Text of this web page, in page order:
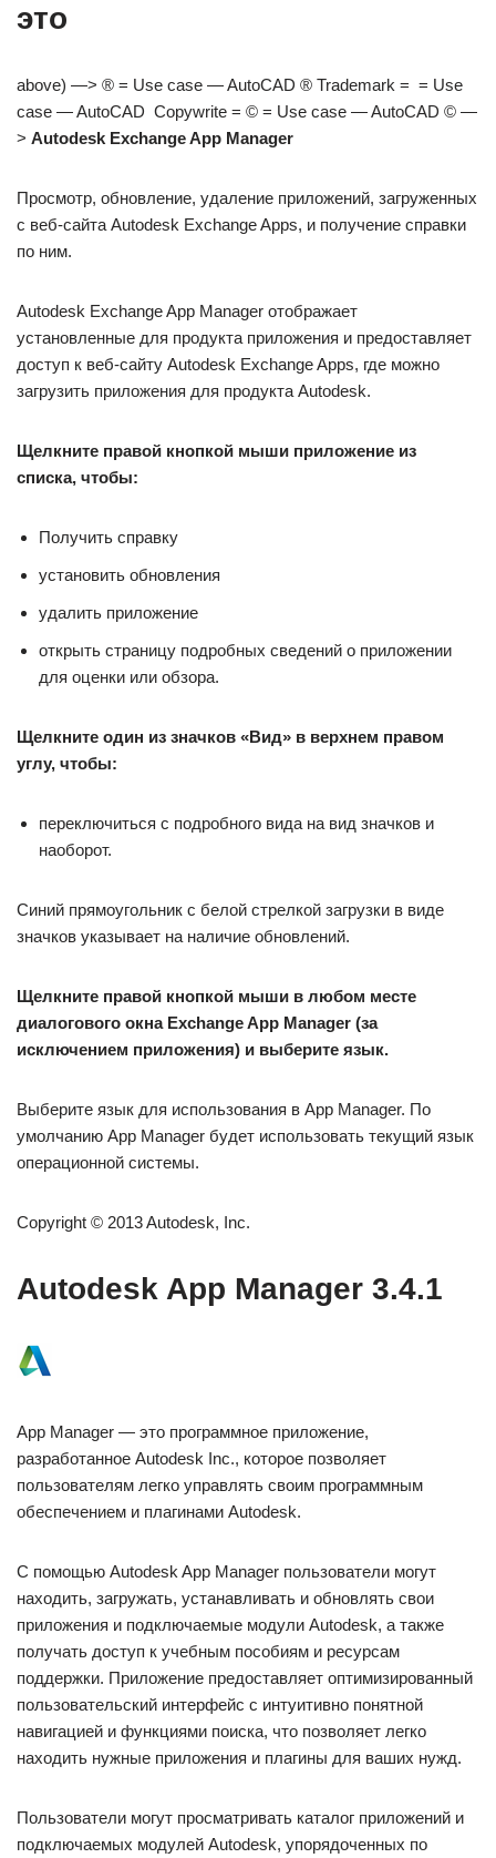
это
above) —> ® = Use case — AutoCAD ® Trademark =  = Use
case — AutoCAD  Copywrite = © = Use case — AutoCAD © —
> Autodesk Exchange App Manager
Просмотр, обновление, удаление приложений, загруженных
с веб-сайта Autodesk Exchange Apps, и получение справки
по ним.
Autodesk Exchange App Manager отображает
установленные для продукта приложения и предоставляет
доступ к веб-сайту Autodesk Exchange Apps, где можно
загрузить приложения для продукта Autodesk.
Щелкните правой кнопкой мыши приложение из
списка, чтобы:
Получить справку
установить обновления
удалить приложение
открыть страницу подробных сведений о приложении
для оценки или обзора.
Щелкните один из значков «Вид» в верхнем правом
углу, чтобы:
переключиться с подробного вида на вид значков и
наоборот.
Синий прямоугольник с белой стрелкой загрузки в виде
значков указывает на наличие обновлений.
Щелкните правой кнопкой мыши в любом месте
диалогового окна Exchange App Manager (за
исключением приложения) и выберите язык.
Выберите язык для использования в App Manager. По
умолчанию App Manager будет использовать текущий язык
операционной системы.
Copyright © 2013 Autodesk, Inc.
Autodesk App Manager 3.4.1
App Manager — это программное приложение,
разработанное Autodesk Inc., которое позволяет
пользователям легко управлять своим программным
обеспечением и плагинами Autodesk.
С помощью Autodesk App Manager пользователи могут
находить, загружать, устанавливать и обновлять свои
приложения и подключаемые модули Autodesk, а также
получать доступ к учебным пособиям и ресурсам
поддержки. Приложение предоставляет оптимизированный
пользовательский интерфейс с интуитивно понятной
навигацией и функциями поиска, что позволяет легко
находить нужные приложения и плагины для ваших нужд.
Пользователи могут просматривать каталог приложений и
подключаемых модулей Autodesk, упорядоченных по